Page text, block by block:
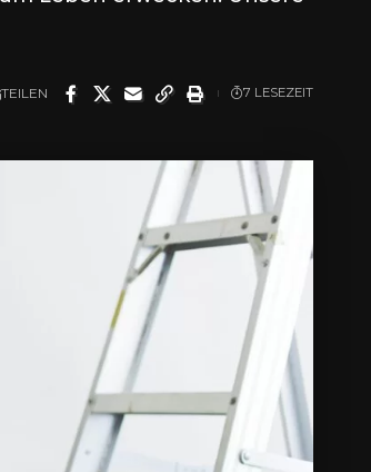
TEILEN 7 LESEZEIT